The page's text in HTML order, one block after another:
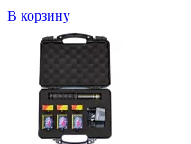
В корзину